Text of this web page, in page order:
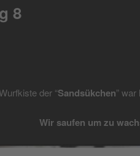
8
der “Sandsükchen”
Wir saufen um zu